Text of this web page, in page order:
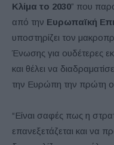
Κλίμα το 2030” που
από την Ευρωπαϊκή
υποστηρίζει τον
Ένωσης για ουδέτερες
και θέλει να
την Ευρώπη την πρώτη
“Είναι σαφές πως η
επανεξετάζεται και να